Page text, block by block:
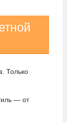
Только
— от